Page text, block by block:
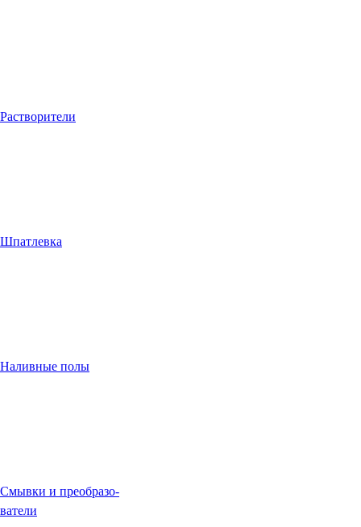
Растворители
Шпатлевка
Наливные полы
Смывки и преобразо-
ватели